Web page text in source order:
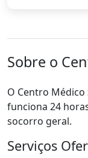
Sobre o
O Centro Médico
funciona 24
socorro geral.
Serviços